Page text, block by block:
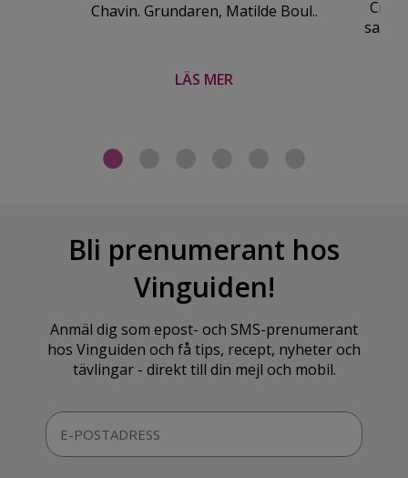
Chavin. Grundaren, Matilde Boul..
LÄS MER
Bli prenumerant hos
Vinguiden!
Anmäl dig som epost- och SMS-prenumerant
hos Vinguiden och få tips, recept, nyheter och
tävlingar - direkt till din mejl och mobil.